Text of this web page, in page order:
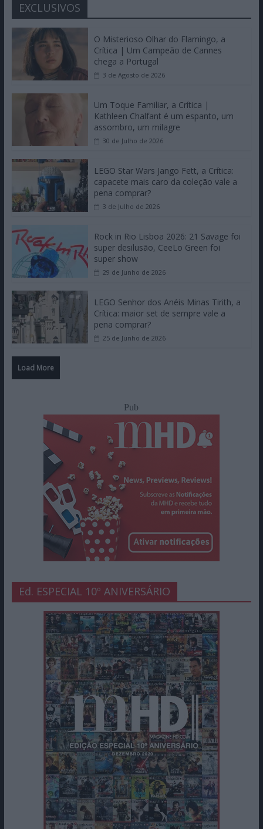
EXCLUSIVOS
O Misterioso Olhar do Flamingo, a
Crítica | Um Campeão de Cannes
chega a Portugal
3 de Agosto de 2026
Um Toque Familiar, a Crítica |
Kathleen Chalfant é um espanto, um
assombro, um milagre
30 de Julho de 2026
LEGO Star Wars Jango Fett, a Crítica:
capacete mais caro da coleção vale a
pena comprar?
3 de Julho de 2026
Rock in Rio Lisboa 2026: 21 Savage foi
super desilusão, CeeLo Green foi
super show
29 de Junho de 2026
LEGO Senhor dos Anéis Minas Tirith, a
Crítica: maior set de sempre vale a
pena comprar?
25 de Junho de 2026
Load More
Pub
Ed. ESPECIAL 10º ANIVERSÁRIO